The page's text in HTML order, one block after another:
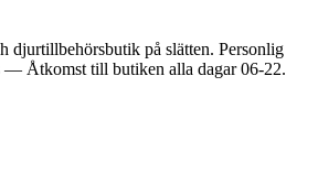
djurtillbehörsbutik på slätten. Personlig
— Åtkomst till butiken alla dagar 06-22.